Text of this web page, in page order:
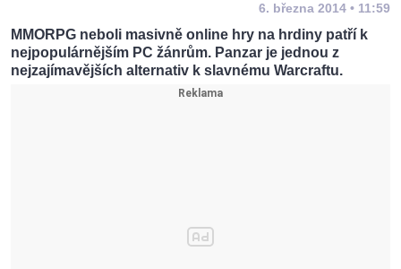
6. března 2014 • 11:59
MMORPG neboli masivně online hry na hrdiny patří k
nejpopulárnějším PC žánrům. Panzar je jednou z
nejzajímavějších alternativ k slavnému Warcraftu.